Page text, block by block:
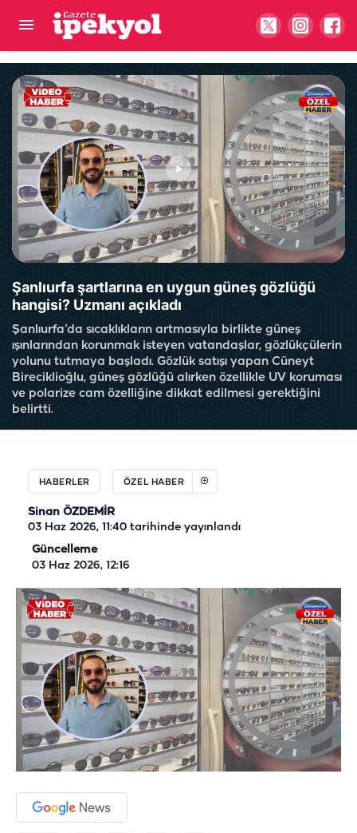
Şanlıurfa şartlarına en uygun güneş gözlüğü
hangisi? Uzmanı açıkladı
Şanlıurfa’da sıcaklıkların artmasıyla birlikte güneş
ışınlarından korunmak isteyen vatandaşlar, gözlükçülerin
yolunu tutmaya başladı. Gözlük satışı yapan Cüneyt
Bireciklioğlu, güneş gözlüğü alırken özellikle UV koruması
ve polarize cam özelliğine dikkat edilmesi gerektiğini
belirtti.
HABERLER ÖZEL HABER
Sinan ÖZDEMİR
03 Haz 2026, 11:40 tarihinde yayınlandı
Güncelleme
03 Haz 2026, 12:16
Şanlıurfa bu manzarayı hak etmiyor! "Ziyaretçi
yokken bu ayıptan kurtulalım!"